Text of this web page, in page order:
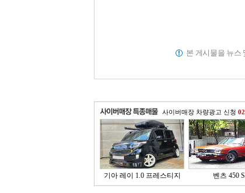
본 게시물을 뉴스
사이버매장 차량광고 신청
기아 레이 1.0 프레스티지 벤츠 450